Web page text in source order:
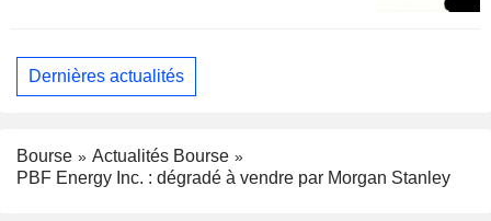
Dernières actualités
Bourse
Actualités Bourse
PBF Energy Inc. : dégradé à vendre par Morgan Stanley